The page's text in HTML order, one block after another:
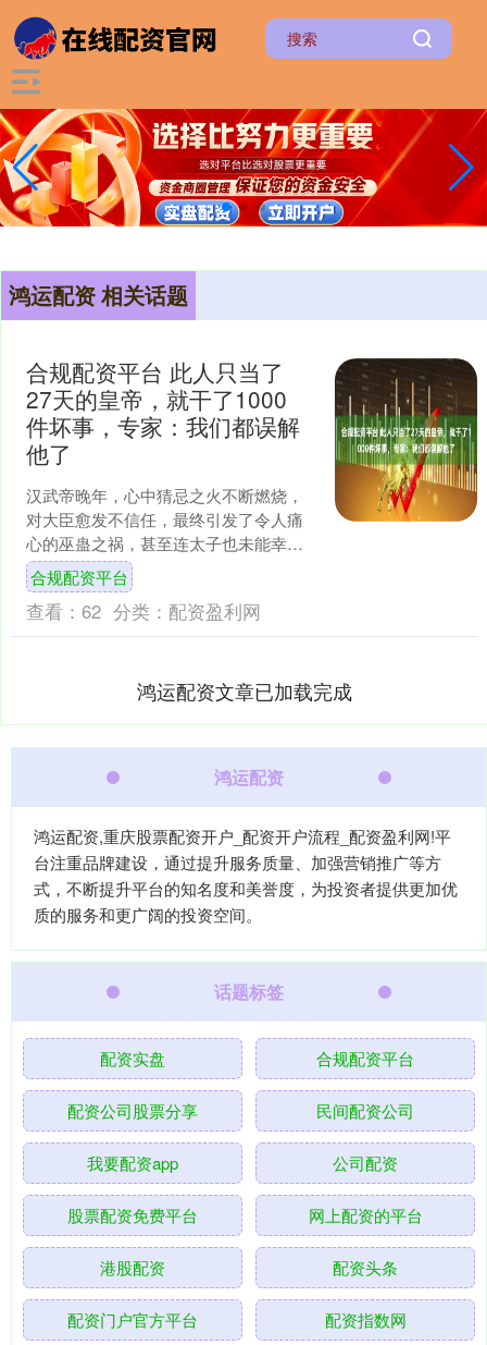
鸿运配资 相关话题
合规配资平台 此人只当了
27天的皇帝，就干了1000
件坏事，专家：我们都误解
他了
汉武帝晚年，心中猜忌之火不断燃烧，
对大臣愈发不信任，最终引发了令人痛
心的巫蛊之祸，甚至连太子也未能幸
免，被逼含冤而亡。刘彻因此失去了原
本应继承大统的子嗣，只得另....
合规配资平台
查看： 62 分类： 配资盈利网
鸿运配资文章已加载完成
鸿运配资
鸿运配资,重庆股票配资开户_配资开户流程_配资盈利网!平
台注重品牌建设，通过提升服务质量、加强营销推广等方
式，不断提升平台的知名度和美誉度，为投资者提供更加优
质的服务和更广阔的投资空间。
话题标签
配资实盘 合规配资平台
配资公司股票分享 民间配资公司
我要配资app 公司配资
股票配资免费平台 网上配资的平台
港股配资 配资头条
配资门户官方平台 配资指数网